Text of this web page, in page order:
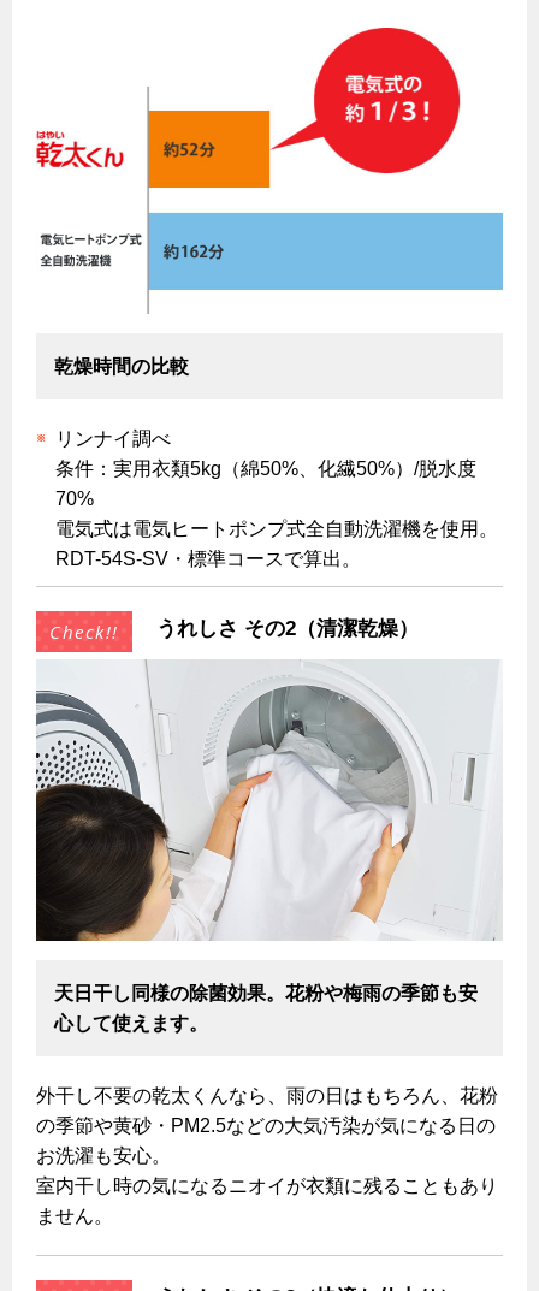
長期使用製品安全点検制度について
換気と給排気設備の注意点
保安体制
保安体制について
ガス設備安全点検について
お引越しのときには
ガス使用開始のご案内
ガス使用停止のご案内
インターネット受付
私たちのリフォーム
キッチンをリフォーム
バスルームをリフォーム
サニタリーをリフォーム
その他をリフォーム
3つのあんしん宣言
スタッフ
リフォームの流れ
リフォームのお知らせ
リフォームについてのお問い合わせ
電力の自由化について
長野都市ガスのでんきのポイント
電気料金 長野都市ガスでんきプラン
都市ガスでんき 低圧電力
ご請求とお支払い
約款
ご契約・お手続き
停電時の対応
よくあるご質問
ヤミーのレシピ帖
エコ・クッキング
料理教室レンタル
法人のお客様へ
ホーム お知らせ
お問合わせ・資料請求
乾燥時間の比較
リンナイ調べ
条件：実用衣類5kg（綿50%、化繊50%）/脱水度
70%
電気式は電気ヒートポンプ式全自動洗濯機を使用。
RDT-54S-SV・標準コースで算出。
うれしさ その2（清潔乾燥）
天日干し同様の除菌効果。花粉や梅雨の季節も安
心して使えます。
外干し不要の乾太くんなら、雨の日はもちろん、花粉
の季節や黄砂・PM2.5などの大気汚染が気になる日の
お洗濯も安心。
室内干し時の気になるニオイが衣類に残ることもあり
ません。